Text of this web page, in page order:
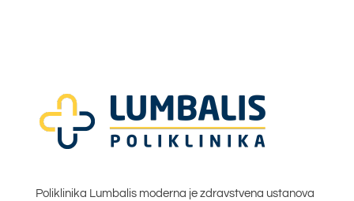
Poliklinika Lumbalis moderna je zdravstvena ustanova